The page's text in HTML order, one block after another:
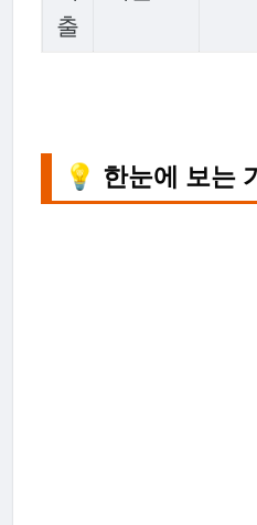
출
💡 한눈에 보는